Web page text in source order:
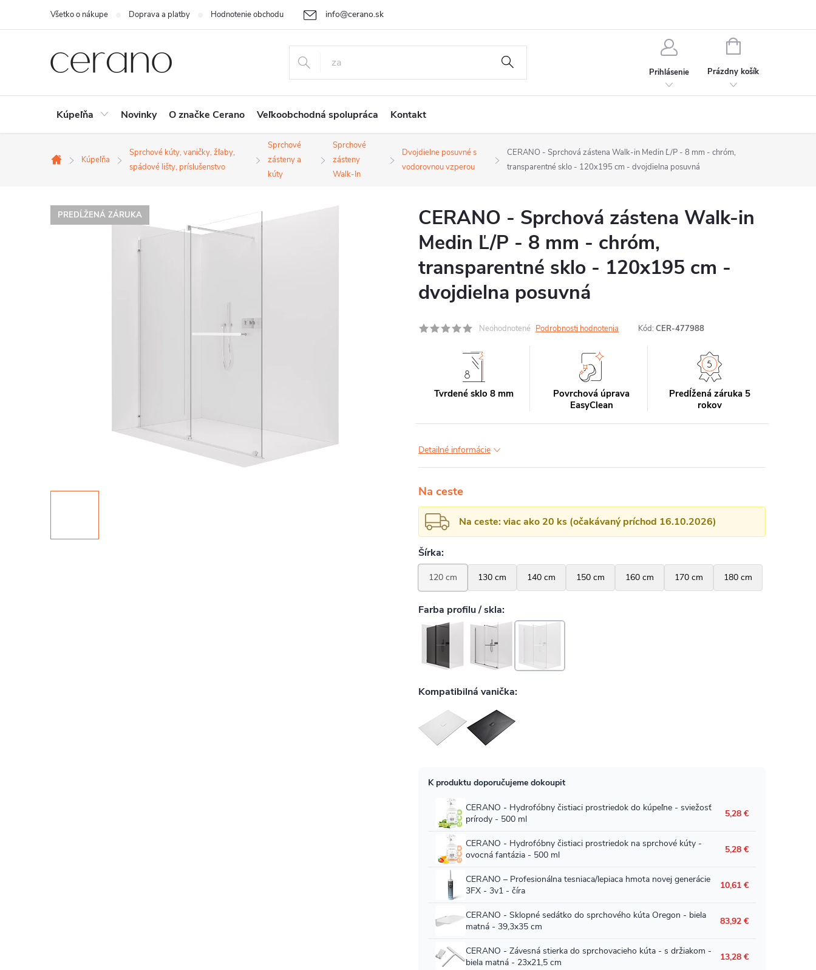
+421 232 195 445
info@cerano.sk
Všetko o nákupe Doprava a platby Hodnotenie obchodu Cenová ponuka na mieru
Prihlásenie
NÁKUPNÝ
Prázdny košík
Kúpeľňa Novinky O značke Cerano Veľkoobchodná spolupráca Kontakt
Domov
Kúpeľňa
Sprchové kúty, vaničky, žľaby,
spádové lišty, príslušenstvo
Sprchové
zásteny a
kúty
Sprchové
zásteny
Walk-In
Dvojdielne posuvné s
vodorovnou vzperou
CERANO - Sprchová zástena Walk-in Medin Ľ/P - 8 mm - chróm,
transparentné sklo - 120x195 cm - dvojdielna posuvná
PREDĹŽENÁ ZÁRUKA
CERANO - Sprchová zástena Walk-in
Medin Ľ/P - 8 mm - chróm,
transparentné sklo - 120x195 cm -
dvojdielna posuvná
Neohodnotené Podrobnosti hodnotenia Kód: CER-477988
Tvrdené sklo 8 mm
Povrchová úprava
EasyClean
Predĺžená záruka 5
rokov
Detailné informácie
Na ceste
Na ceste: viac ako 20 ks (očakávaný príchod 16.10.2026)